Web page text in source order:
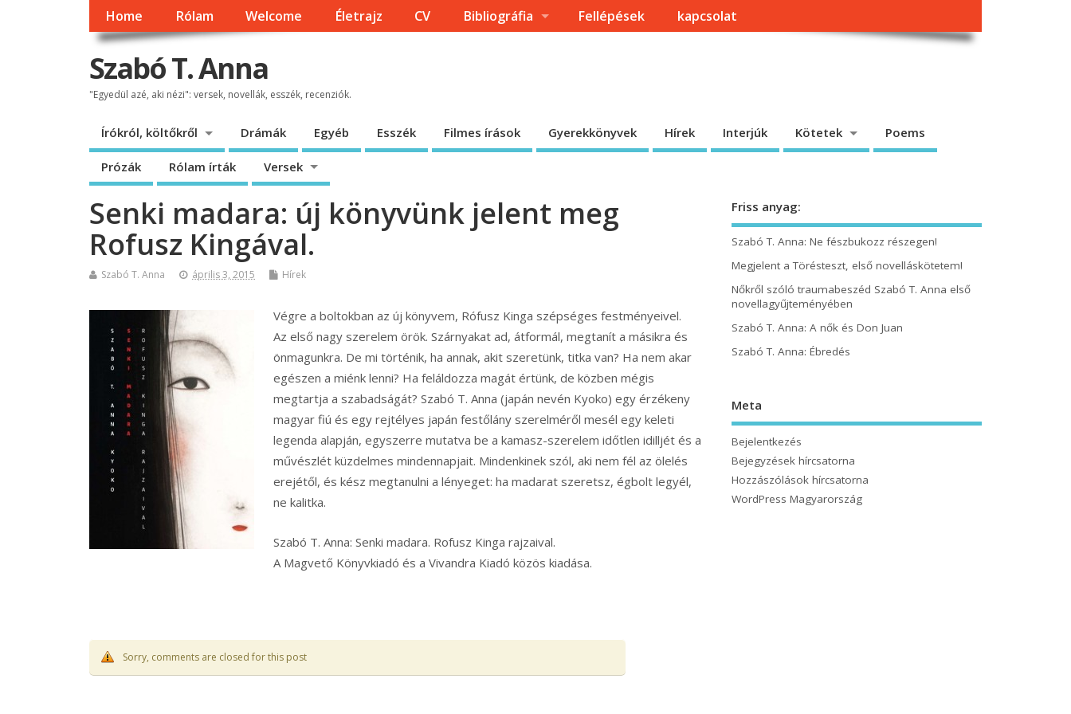
Home Rólam Welcome Életrajz CV Bibliográfia Fellépések kapcsolat
Szabó T. Anna
"Egyedül azé, aki nézi": versek, novellák, esszék, recenziók.
Írókról, költőkről Drámák Egyéb Esszék Filmes írások Gyerekkönyvek Hírek Interjúk Kötetek Poems
Prózák Rólam írták Versek
Senki madara: új könyvünk jelent meg
Rofusz Kingával.
Szabó T. Anna április 3, 2015 Hírek
Végre a boltokban az új könyvem, Rófusz Kinga szépséges festményeivel.
Az első nagy szerelem örök. Szárnyakat ad, átformál, megtanít a másikra és
önmagunkra. De mi történik, ha annak, akit szeretünk, titka van? Ha nem akar
egészen a miénk lenni? Ha feláldozza magát értünk, de közben mégis
megtartja a szabadságát? Szabó T. Anna (japán nevén Kyoko) egy érzékeny
magyar fiú és egy rejtélyes japán festőlány szerelméről mesél egy keleti
legenda alapján, egyszerre mutatva be a kamasz-szerelem időtlen idilljét és a
művészlét küzdelmes mindennapjait. Mindenkinek szól, aki nem fél az ölelés
erejétől, és kész megtanulni a lényeget: ha madarat szeretsz, égbolt legyél,
ne kalitka.
Szabó T. Anna: Senki madara. Rofusz Kinga rajzaival.
A Magvető Könyvkiadó és a Vivandra Kiadó közös kiadása.
Sorry, comments are closed for this post
Friss anyag:
Szabó T. Anna: Ne fészbukozz részegen!
Megjelent a Törésteszt, első novelláskötetem!
Nőkről szóló traumabeszéd Szabó T. Anna első
novellagyűjteményében
Szabó T. Anna: A nők és Don Juan
Szabó T. Anna: Ébredés
Meta
Bejelentkezés
Bejegyzések hírcsatorna
Hozzászólások hírcsatorna
WordPress Magyarország